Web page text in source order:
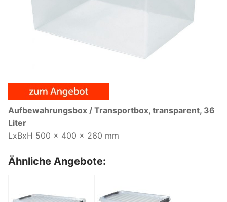
Aufbewahrungsbox / Transportbox, transparent, 36
Liter
LxBxH 500 x 400 x 260 mm
Ähnliche Angebote: